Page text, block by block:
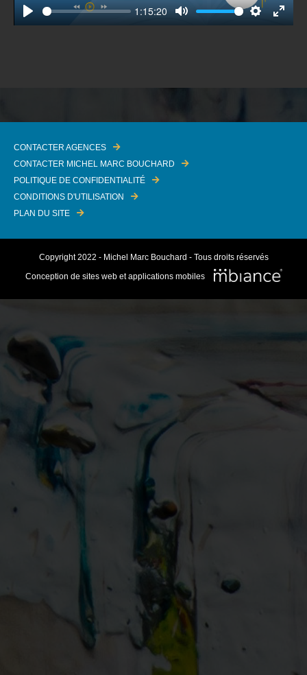
Play
1:15:20
Mute SettingsEnter
CONTACTER AGENCES
CONTACTER MICHEL MARC BOUCHARD
POLITIQUE DE CONFIDENTIALITÉ
CONDITIONS D'UTILISATION
PLAN DU SITE
Copyright 2022 - Michel Marc Bouchard - Tous droits réservés
Conception de sites web et applications mobiles